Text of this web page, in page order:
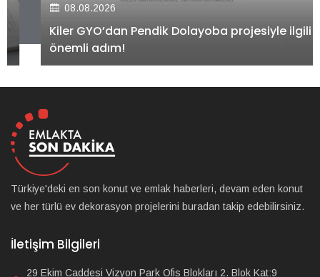
08.08.2026
Kiler GYO’dan Pendik Dolayoba projesiyle ilgili
önemli adım!
Türkiye'deki en son konut ve emlak haberleri, devam eden konut
ve her türlü ev dekorasyon projelerini buradan takip edebilirsiniz.
İletişim Bilgileri
29 Ekim Caddesi Vizyon Park Ofis Blokları 2. Blok Kat:9